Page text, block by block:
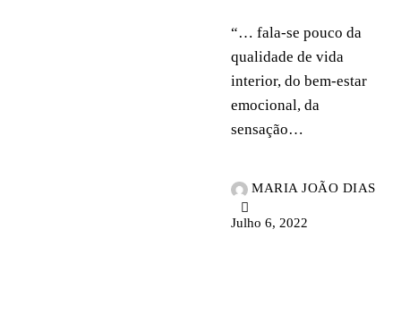
“… fala-se pouco da
qualidade de vida
interior, do bem-estar
emocional, da
sensação…
MARIA JOÃO DIAS
Julho 6, 2022